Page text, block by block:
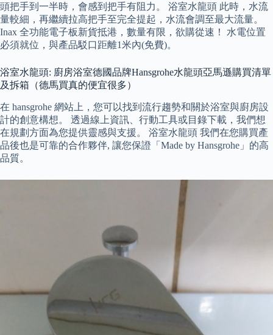
頭把手到一半時，會感到把手有阻力。 浴室水龍頭 此時，水流
量較細，再繼續拉高把手至完全提起，水流會調至最大流量。
Inax 全功能電子板新貨抵港，數量有限，欲購從速！ 水電位置
必須就位，與產品駁口距離1米內(免費)。
浴室水龍頭: 廚房浴室德國品牌Hansgrohe水龍頭亞馬遜購買清單
及拆箱（德馬買真的便宜很多）
在 hansgrohe 網站上，您可以找到流行趨勢和關於浴室與廚房設
計的創意構想。 透過線上資訊、行動工具或目錄下載，我們想
在規劃方面為您提供靈感與支援。 浴室水龍頭 我們在您購買產
品後也是可靠的合作夥伴, 讓您保證「Made by Hansgrohe」的高
品質。